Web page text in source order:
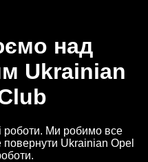
над
Ukrainian
роботи. Ми робимо все
Ukrainian Opel